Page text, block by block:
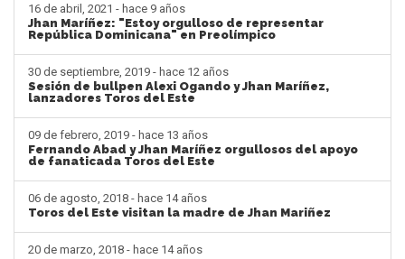
16 de abril, 2021 - hace 9 años
Jhan Maríñez: "Estoy orgulloso de representar
República Dominicana" en Preolímpico
30 de septiembre, 2019 - hace 12 años
Sesión de bullpen Alexi Ogando y Jhan Maríñez,
lanzadores Toros del Este
09 de febrero, 2019 - hace 13 años
Fernando Abad y Jhan Maríñez orgullosos del apoyo
de fanaticada Toros del Este
06 de agosto, 2018 - hace 14 años
Toros del Este visitan la madre de Jhan Mariñez
20 de marzo, 2018 - hace 14 años